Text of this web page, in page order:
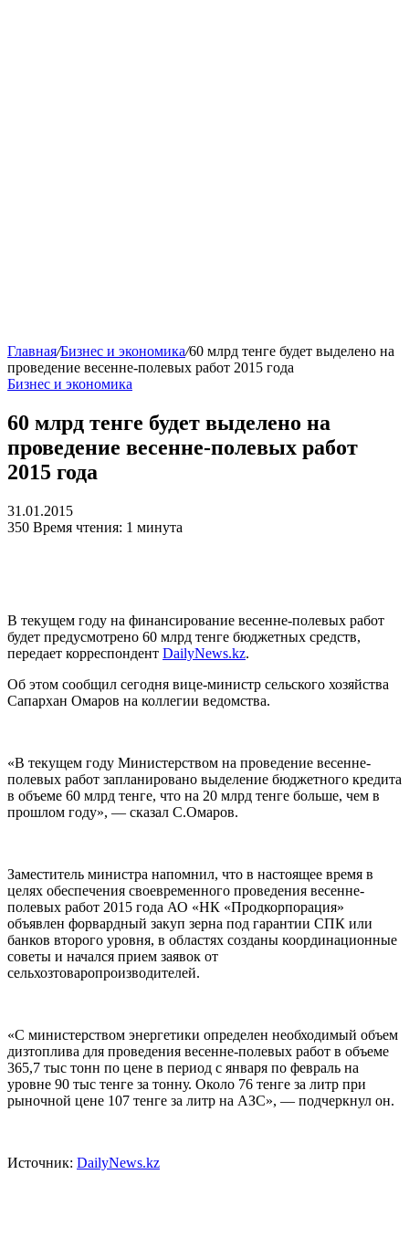
Главная/Бизнес и экономика/60 млрд тенге будет выделено на
проведение весенне-полевых работ 2015 года
Бизнес и экономика
60 млрд тенге будет выделено на
проведение весенне-полевых работ
2015 года
31.01.2015
350 Время чтения: 1 минута
В текущем году на финансирование весенне-полевых работ
будет предусмотрено 60 млрд тенге бюджетных средств,
передает корреспондент DailyNews.kz.
Об этом сообщил сегодня вице-министр сельского хозяйства
Сапархан Омаров на коллегии ведомства.
«В текущем году Министерством на проведение весенне-
полевых работ запланировано выделение бюджетного кредита
в объеме 60 млрд тенге, что на 20 млрд тенге больше, чем в
прошлом году», — сказал С.Омаров.
Заместитель министра напомнил, что в настоящее время в
целях обеспечения своевременного проведения весенне-
полевых работ 2015 года АО «НК «Продкорпорация»
объявлен форвардный закуп зерна под гарантии СПК или
банков второго уровня, в областях созданы координационные
советы и начался прием заявок от
сельхозтоваропроизводителей.
«С министерством энергетики определен необходимый объем
дизтоплива для проведения весенне-полевых работ в объеме
365,7 тыс тонн по цене в период с января по февраль на
уровне 90 тыс тенге за тонну. Около 76 тенге за литр при
рыночной цене 107 тенге за литр на АЗС», — подчеркнул он.
Источник: DailyNews.kz